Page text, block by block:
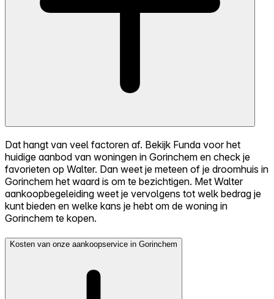
Dat hangt van veel factoren af. Bekijk Funda voor het
huidige aanbod van woningen in Gorinchem en check je
favorieten op Walter. Dan weet je meteen of je droomhuis in
Gorinchem het waard is om te bezichtigen. Met Walter
aankoopbegeleiding weet je vervolgens tot welk bedrag je
kunt bieden en welke kans je hebt om de woning in
Gorinchem te kopen.
Kosten van onze aankoopservice in Gorinchem